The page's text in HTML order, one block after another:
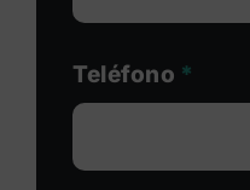
Teléfono *